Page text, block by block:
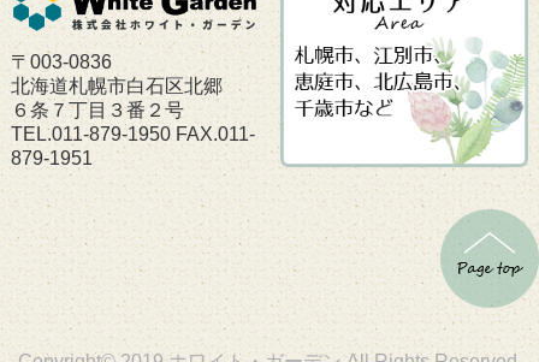
〒003-0836
北海道札幌市白石区北郷
６条７丁目３番２号
TEL.011-879-1950 FAX.011-
879-1951